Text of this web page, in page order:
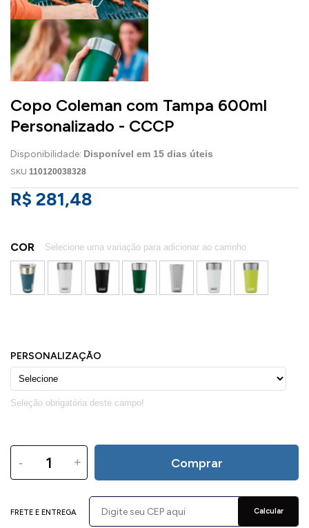
Copo Coleman com Tampa 600ml
Personalizado - CCCP
Disponibilidade: Disponível em 15 dias úteis
SKU 110120038328
R$ 281,48
COR
- + Comprar
FRETE E ENTREGA Calcular